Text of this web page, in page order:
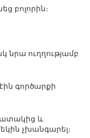
բոլորին։
նրա ուղղությամբ
գործարքի
և
չխանգարել։